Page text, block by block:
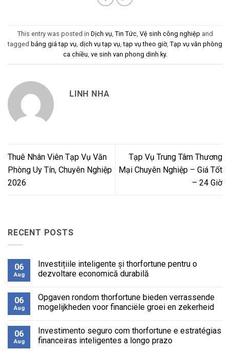
This entry was posted in Dịch vụ, Tin Tức, Vệ sinh công nghiệp and
tagged bảng giá tạp vụ, dịch vụ tạp vụ,tạp vụ theo giờ, Tạp vụ văn phòng
ca chiều, ve sinh van phong dinh ky.
LINH NHA
Thuê Nhân Viên Tạp Vụ Văn
Phòng Uy Tín, Chuyên Nghiệp
2026
Tạp Vụ Trung Tâm Thương
Mại Chuyên Nghiệp – Giá Tốt
– 24 Giờ
RECENT POSTS
06
Aug
Investițiile inteligente și thorfortune pentru o
dezvoltare economică durabilă
on
Investițiile
inteligente
pentru
o
dezvoltare
06
Aug
Opgaven rondom thorfortune bieden verrassende
mogelijkheden voor financiële groei en zekerheid
on
Opgaven
rondom
06
Aug
Investimento seguro com thorfortune e estratégias
financeiras inteligentes a longo prazo